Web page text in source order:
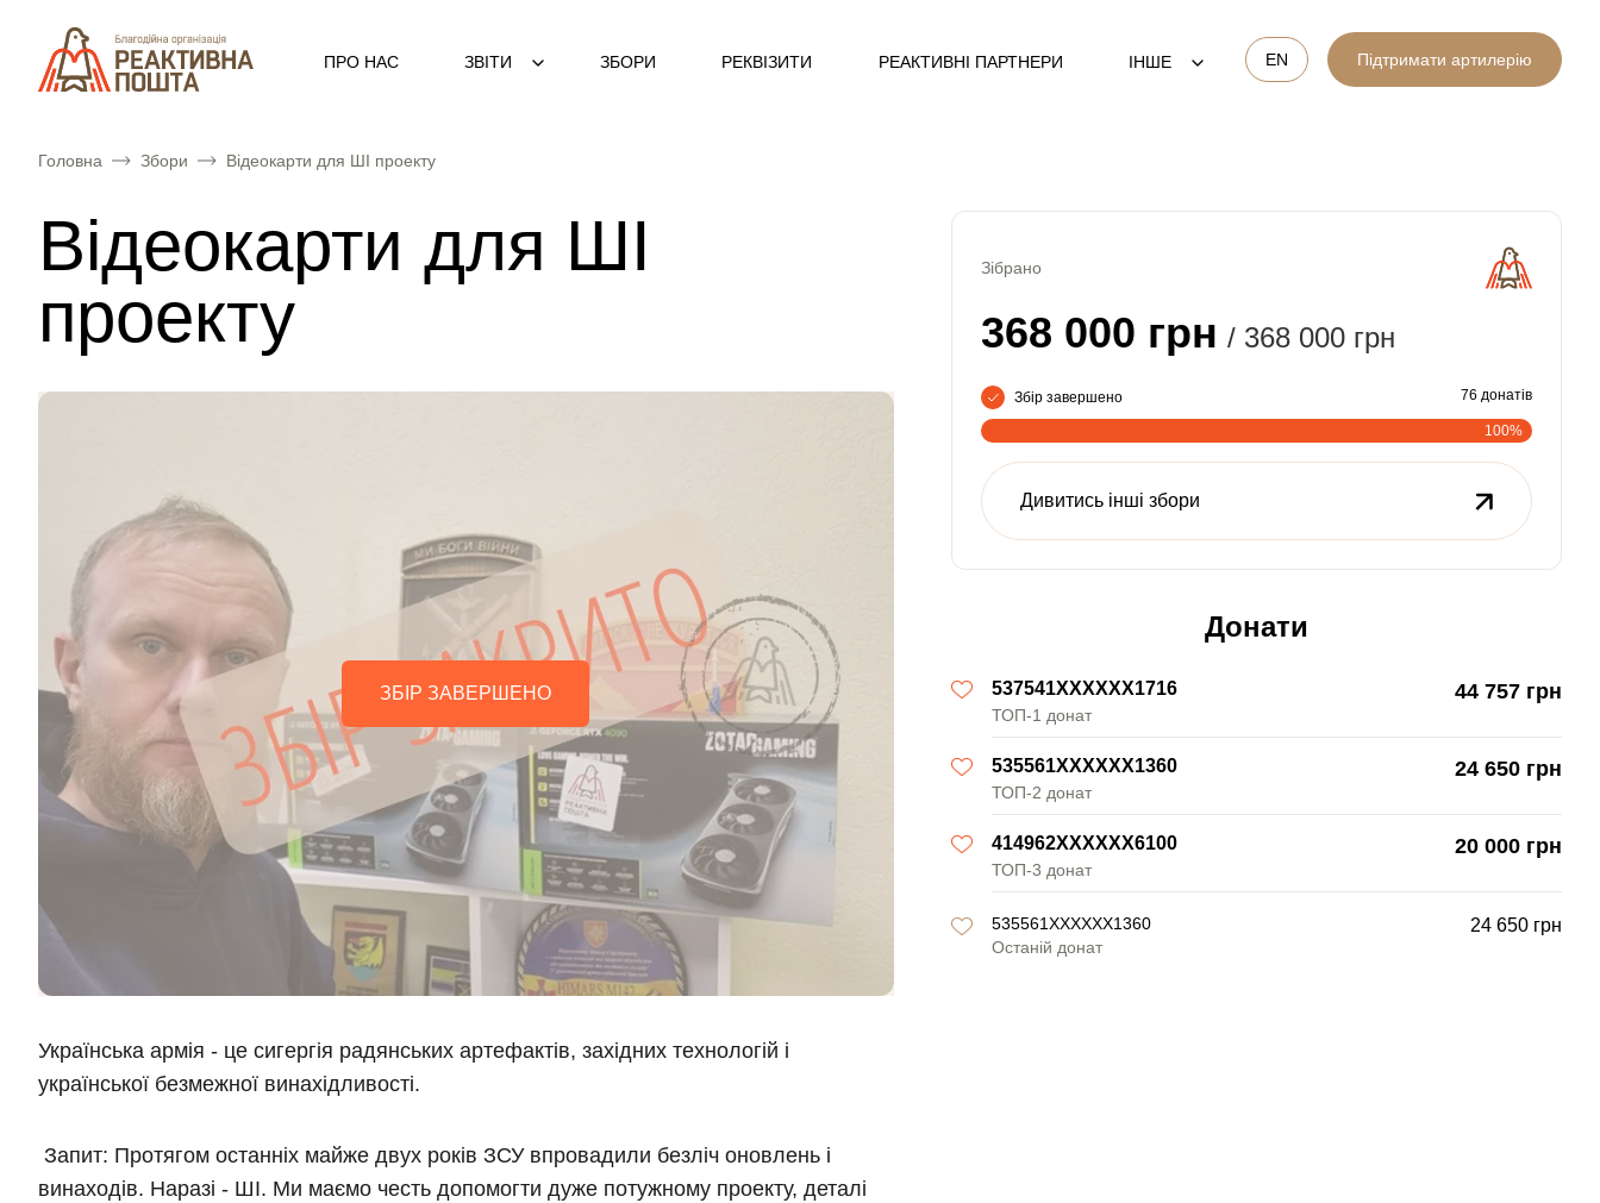
ПРО НАС ЗВІТИ ЗБОРИ РЕКВІЗИТИ РЕАКТИВНІ ПАРТНЕРИ ІНШЕ EN Підтримати артилерію
Головна Збори Відеокарти для ШІ проекту
Відеокарти для ШІ
проекту
ЗБІР ЗАВЕРШЕНО
Українська армія - це сигергія радянських артефактів, західних технологій і
української безмежної винахідливості.
Запит: Протягом останніх майже двух років ЗСУ впровадили безліч оновлень і
винаходів. Наразі - ШІ. Ми маємо честь допомогти дуже потужному проекту, деталі
Зібрано
368 000 грн / 368 000 грн
Збір завершено 76 донатів
100%
Дивитись інші збори
Донати
537541XXXXXX1716
ТОП-1 донат
44 757 грн
535561XXXXXX1360
ТОП-2 донат
24 650 грн
414962XXXXXX6100
ТОП-3 донат
20 000 грн
535561XXXXXX1360
Останій донат
24 650 грн